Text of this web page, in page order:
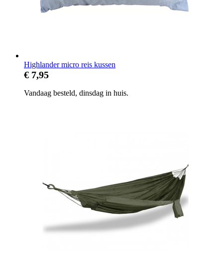
Highlander micro reis kussen
€ 7,95
Vandaag besteld, dinsdag in huis.